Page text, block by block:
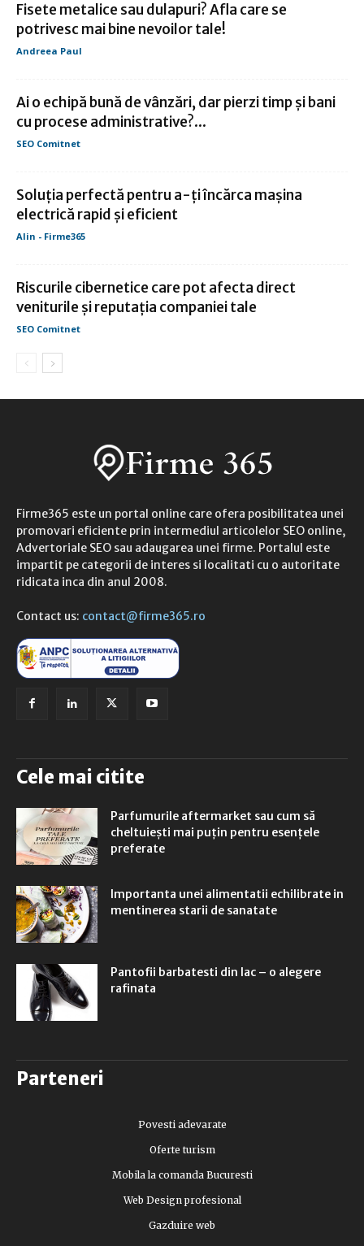
Fisete metalice sau dulapuri? Afla care se
potrivesc mai bine nevoilor tale!
Andreea Paul
Ai o echipă bună de vânzări, dar pierzi timp și bani
cu procese administrative?...
SEO Comitnet
Soluția perfectă pentru a-ți încărca mașina
electrică rapid și eficient
Alin - Firme365
Riscurile cibernetice care pot afecta direct
veniturile și reputația companiei tale
SEO Comitnet
Firme365 este un portal online care ofera posibilitatea unei
promovari eficiente prin intermediul articolelor SEO online,
Advertoriale SEO sau adaugarea unei firme. Portalul este
impartit pe categorii de interes si localitati cu o autoritate
ridicata inca din anul 2008.
Contact us: contact@firme365.ro
Cele mai citite
Parfumurile aftermarket sau cum să
cheltuiești mai puțin pentru esențele
preferate
Importanta unei alimentatii echilibrate in
mentinerea starii de sanatate
Pantofii barbatesti din lac – o alegere
rafinata
Parteneri
Povesti adevarate
Oferte turism
Mobila la comanda Bucuresti
Web Design profesional
Gazduire web